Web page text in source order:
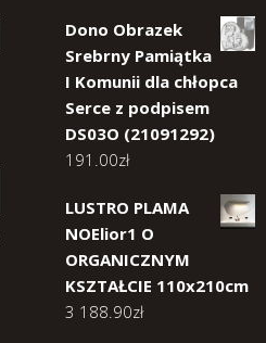
Dono Obrazek
Srebrny Pamiątka
I Komunii dla chłopca
Serce z podpisem
DS03O (21091292)
191.00zł
LUSTRO PLAMA
NOElior1 O
ORGANICZNYM
KSZTAŁCIE 110x210cm
3 188.90zł